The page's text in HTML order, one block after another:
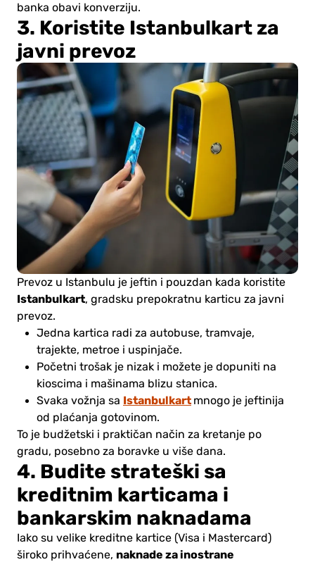
banka obavi konverziju.
3. Koristite Istanbulkart za
javni prevoz
Prevoz u Istanbulu je jeftin i pouzdan kada koristite
Istanbulkart, gradsku prepokratnu karticu za javni
prevoz.
Jedna kartica radi za autobuse, tramvaje,
trajekte, metroe i uspinjače.
Početni trošak je nizak i možete je dopuniti na
kioscima i mašinama blizu stanica.
Svaka vožnja sa Istanbulkart mnogo je jeftinija
od plaćanja gotovinom.
To je budžetski i praktičan način za kretanje po
gradu, posebno za boravke u više dana.
4. Budite strateški sa
kreditnim karticama i
bankarskim naknadama
Iako su velike kreditne kartice (Visa i Mastercard)
široko prihvaćene, naknade za inostrane